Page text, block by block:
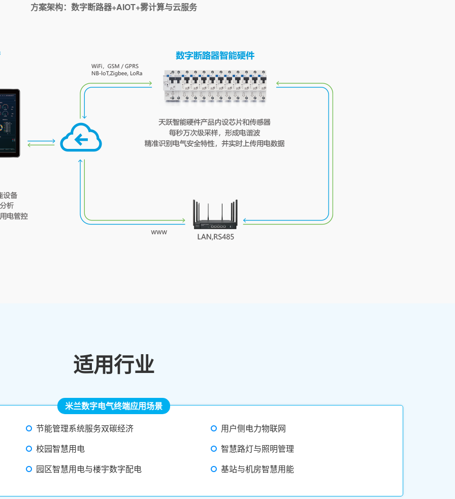
方案架构：数字断路器+AIOT+雾计算与云服务
适用行业
米兰数字电气终端应用场景
节能管理系统服务双碳经济
用户侧电力物联网
校园智慧用电
智慧路灯与照明管理
园区智慧用电与楼宇数字配电
基站与机房智慧用能